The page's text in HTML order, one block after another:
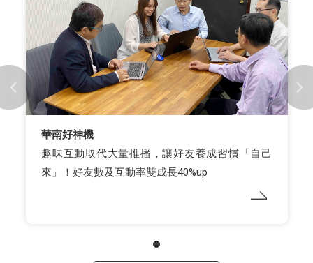
華南好神機
趣味互動取代大量推播，讓好友養成習慣「自己
來」！好友數及互動率雙成長40%up